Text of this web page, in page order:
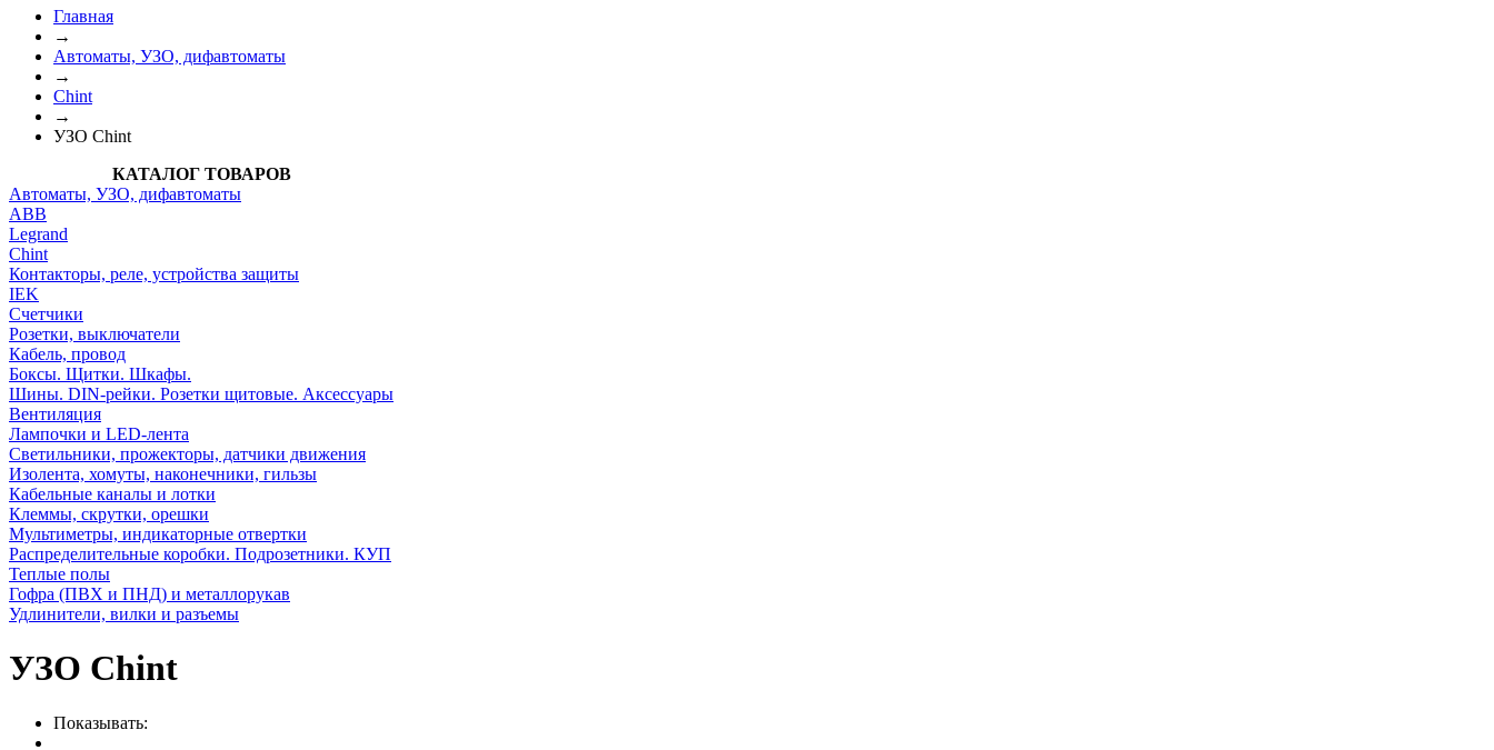
Главная
→
Автоматы, УЗО, дифавтоматы
→
Chint
→
УЗО Chint
КАТАЛОГ ТОВАРОВ
Автоматы, УЗО, дифавтоматы
АВВ
Legrand
Chint
Контакторы, реле, устройства защиты
IEK
Счетчики
Розетки, выключатели
Кабель, провод
Боксы. Щитки. Шкафы.
Шины. DIN-рейки. Розетки щитовые. Аксессуары
Вентиляция
Лампочки и LED-лента
Светильники, прожекторы, датчики движения
Изолента, хомуты, наконечники, гильзы
Кабельные каналы и лотки
Клеммы, скрутки, орешки
Мультиметры, индикаторные отвертки
Распределительные коробки. Подрозетники. КУП
Теплые полы
Гофра (ПВХ и ПНД) и металлорукав
Удлинители, вилки и разъемы
УЗО Chint
Показывать: